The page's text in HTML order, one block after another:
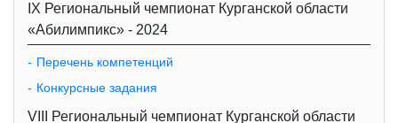
IX Региональный чемпионат Курганской области
«Абилимпикс» - 2024
Перечень компетенций
Конкурсные задания
VIII Региональный чемпионат Курганской области